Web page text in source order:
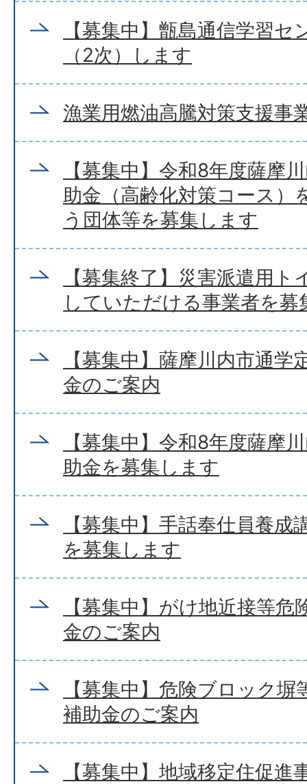
【募集中】甑島通信学習
（2次）します
漁業用燃油高騰対策支援事
【募集中】令和8年度薩摩
助金（高齢化対策コース）
う団体等を募集します
【募集終了】災害派遣用
していただける事業者を募
【募集中】薩摩川内市通学
金のご案内
【募集中】令和8年度薩摩
助金を募集します
【募集中】手話奉仕員養
を募集します
【募集中】がけ地近接等
金のご案内
【募集中】危険ブロック
補助金のご案内
【募集中】地域移定住促進